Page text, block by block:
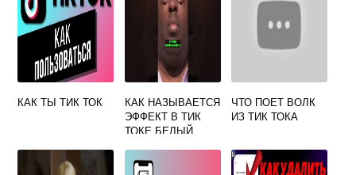
КАК ТЫ ТИК ТОК
КАК НАЗЫВАЕТСЯ
ЭФФЕКТ В ТИК
ТОКЕ БЕЛЫЙ
ЧТО ПОЕТ ВОЛК
ИЗ ТИК ТОКА